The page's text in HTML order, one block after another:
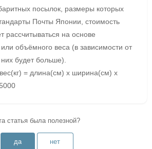
посылок, размеры которых
Почты Японии, стоимость
рассчитываться на основе
объёмного веса (в зависимости от
них будет больше).
= длина(см) х ширина(см) х
статья была полезной?
да нет